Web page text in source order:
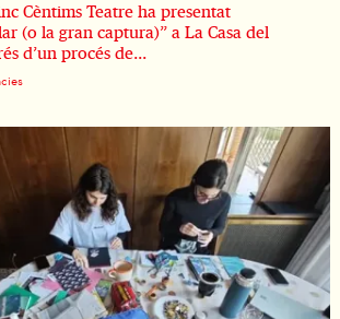
Cèntims Teatre ha presentat
(o la gran captura)” a La Casa del
d’un procés de...